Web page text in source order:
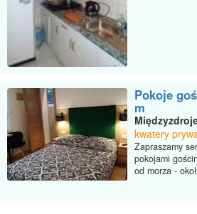
Pokoje
m
kwatery
Zapraszamy
pokojami
od morza -